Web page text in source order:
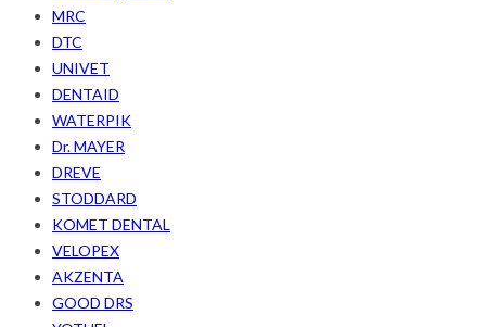
MRC
DTC
UNIVET
DENTAID
WATERPIK
Dr. MAYER
DREVE
STODDARD
KOMET DENTAL
VELOPEX
AKZENTA
GOOD DRS